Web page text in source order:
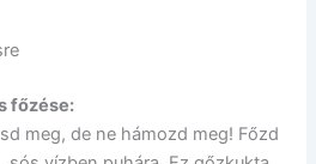
főzése:
meg, de ne hámozd meg! Főzd